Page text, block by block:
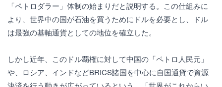
「ペトロダラー」体制の始まりだと説明する。この仕組みに
より、世界中の国が石油を買うためにドルを必要とし、ドル
は最強の基軸通貨としての地位を確立した。
しかし近年、このドル覇権に対して中国の「ペトロ人民元」
や、ロシア、インドなどBRICS諸国を中心に自国通貨で資源